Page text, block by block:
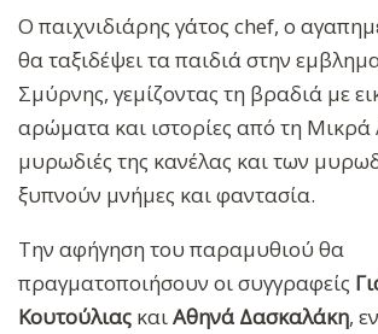
Ο παιχνιδιάρης γάτος chef, ο
θα ταξιδέψει τα παιδιά στην
Σμύρνης, γεμίζοντας τη βραδιά με
αρώματα και ιστορίες από τη Μικρά
μυρωδιές της κανέλας και των
ξυπνούν μνήμες και φαντασία.
Την αφήγηση του παραμυθιού θα
πραγματοποιήσουν οι συγγραφείς
Κουτούλιας καιΑθηνά Δασκαλάκη,